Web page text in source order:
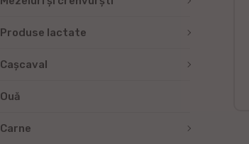
Produse lactate
Cașcaval
Ouă
Carne